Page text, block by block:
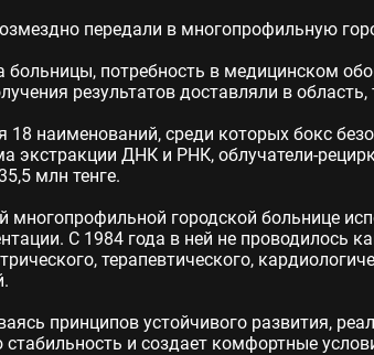
передали в многопрофильную
больницы, потребность в медицинском
результатов доставляли в
18 наименований, среди которых бокс
экстракции ДНК и РНК, облучатели-
млн тенге.
многопрофильной городской больнице
С 1984 года в ней не проводилось
терапевтического,
принципов устойчивого развития,
и создает комфортные